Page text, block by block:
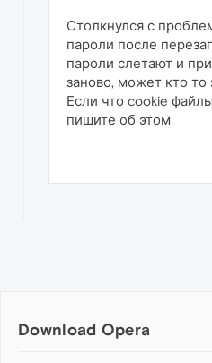
Столкнулся с
пароли после
пароли слетают и
заново, может кто
Если что cookie
пишите об этом
Download Opera